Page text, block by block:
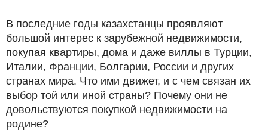
В последние годы казахстанцы проявляют
большой интерес к зарубежной недвижимости,
покупая квартиры, дома и даже виллы в Турции,
Италии, Франции, Болгарии, России и других
странах мира. Что ими движет, и с чем связан их
выбор той или иной страны? Почему они не
довольствуются покупкой недвижимости на
родине?